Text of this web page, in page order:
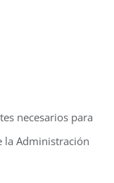
necesarios para
la Administración